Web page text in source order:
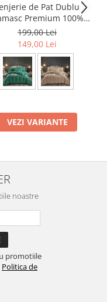
de Pat Dublu
Premium 100%
Cu Elastic, 6 Piese
199,00 Lei
149,00 Lei
VEZI VARIANTE
noastre
promotiile
Politica de